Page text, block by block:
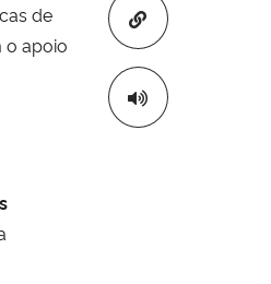
Copiar para
de
o apoio